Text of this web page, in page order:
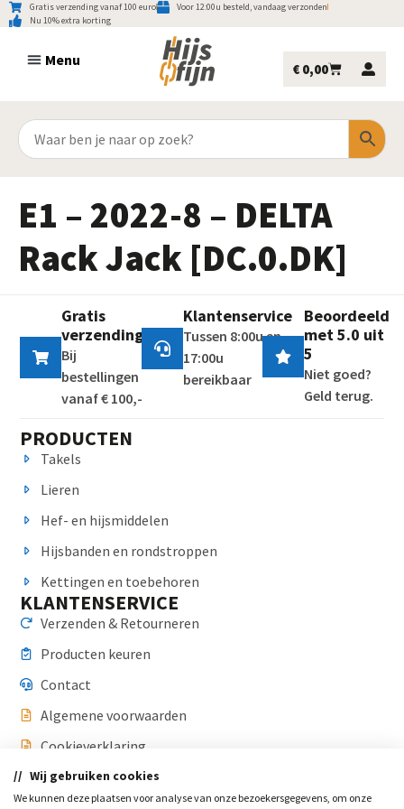
Gratis verzending vanaf 100 euro
Voor 12:00u besteld, vandaag verzonden
Nu 10% extra korting
€ 0,00
E1 – 2022-8 – DELTA
Rack Jack [DC.0.DK]
Gratis
verzending
Bij
bestellingen
vanaf € 100,-
Klantenservice
Tussen 8:00u en
17:00u
bereikbaar
Beoordeeld
met 5.0 uit
5
Niet goed?
Geld terug.
PRODUCTEN
Takels
Lieren
Hef- en hijsmiddelen
Hijsbanden en rondstroppen
Kettingen en toebehoren
KLANTENSERVICE
Verzenden & Retourneren
Producten keuren
Contact
Algemene voorwaarden
Cookieverklaring
Privacyverklaring
CONTACT
Wij gebruiken cookies
We kunnen deze plaatsen voor analyse van onze bezoekersgegevens, om onze